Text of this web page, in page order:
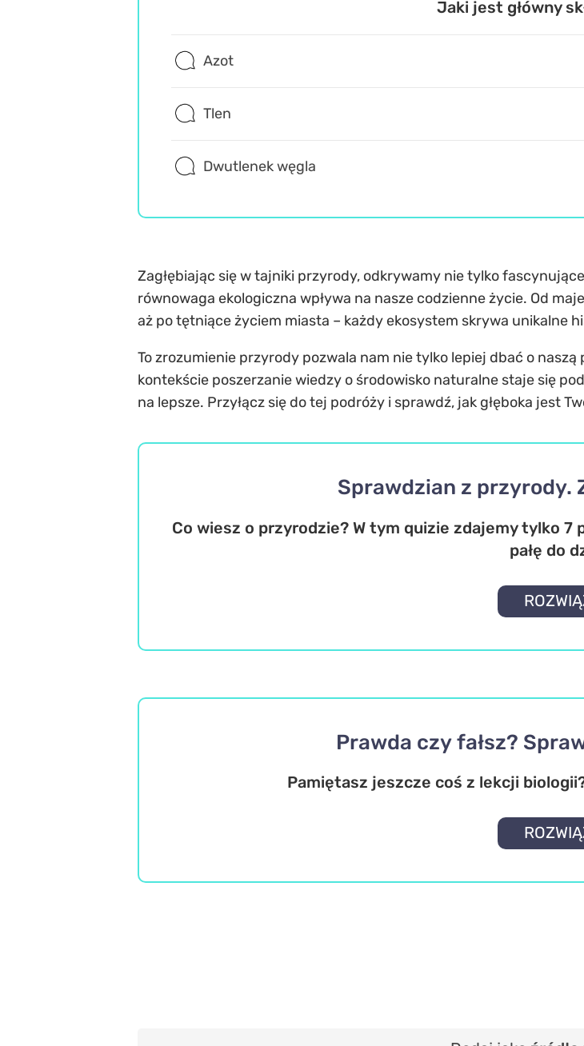
Jaki jest główny
Azot
Tlen
Dwutlenek węgla
Zagłębiając się w tajniki przyrody, odkrywamy nie tylko
równowaga ekologiczna wpływa na nasze codzienne życie. Od
aż po tętniące życiem miasta – każdy ekosystem skrywa unikalne
To zrozumienie przyrody pozwala nam nie tylko lepiej dbać o
kontekście poszerzanie wiedzy o środowisko naturalne staje się
na lepsze. Przyłącz się do tej podróży i sprawdź, jak głęboka jest
Sprawdzian z przyrody.
Co wiesz o przyrodzie? W tym quizie zdajemy tylko
pałę do
Prawda czy fałsz?
Pamiętasz jeszcze coś z lekcji